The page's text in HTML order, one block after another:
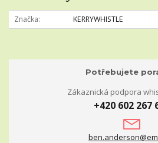
Značka KERRYWHISTLE
Potřebujete
Zákaznická podpora
+420 602 267